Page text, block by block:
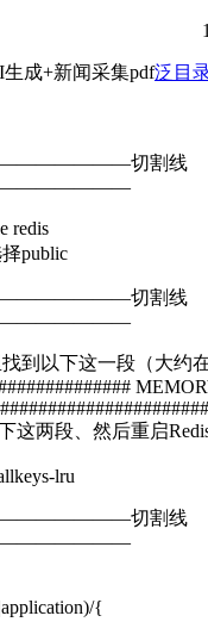
成+新闻采集pdf泛目
切割线
redis
public
切割线
到以下这一段（大约
这两段、然后重启
lru
切割线
{